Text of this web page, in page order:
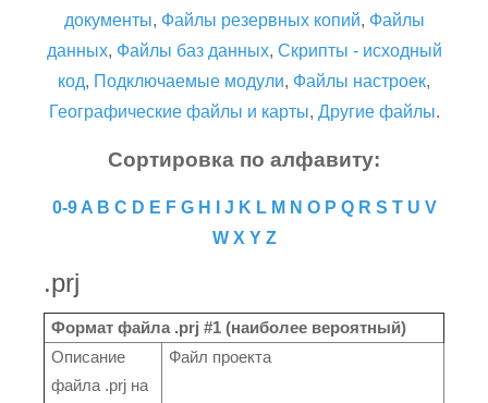
документы, Файлы резервных копий, Файлы
данных, Файлы баз данных, Скрипты - исходный
код, Подключаемые модули, Файлы настроек,
Географические файлы и карты, Другие файлы.
Сортировка по алфавиту:
0-9 A B C D E F G H J K L M N O P Q R S T U V
W X Y Z
.prj
Формат файла .prj #1 (наиболее вероятный)
Описание
файла .prj на
Файл проекта